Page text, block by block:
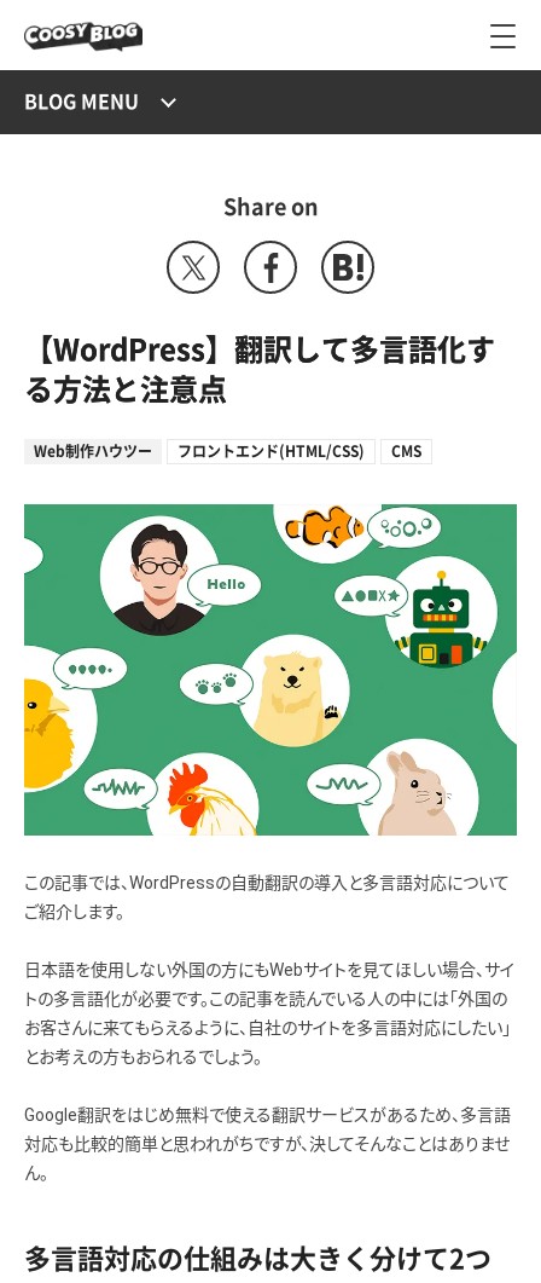
BLOG MENU
Share on
【WordPress】翻訳して多言語化す
る方法と注意点
Web制作ハウツー フロントエンド(HTML/CSS) CMS
この記事では、WordPressの自動翻訳の導入と多言語対応について
ご紹介します。
日本語を使用しない外国の方にもWebサイトを見てほしい場合、サイ
トの多言語化が必要です。この記事を読んでいる人の中には「外国の
お客さんに来てもらえるように、自社のサイトを多言語対応にしたい」
とお考えの方もおられるでしょう。
Google翻訳をはじめ無料で使える翻訳サービスがあるため、多言語
対応も比較的簡単と思われがちですが、決してそんなことはありませ
ん。
多言語対応の仕組みは大きく分けて2つ